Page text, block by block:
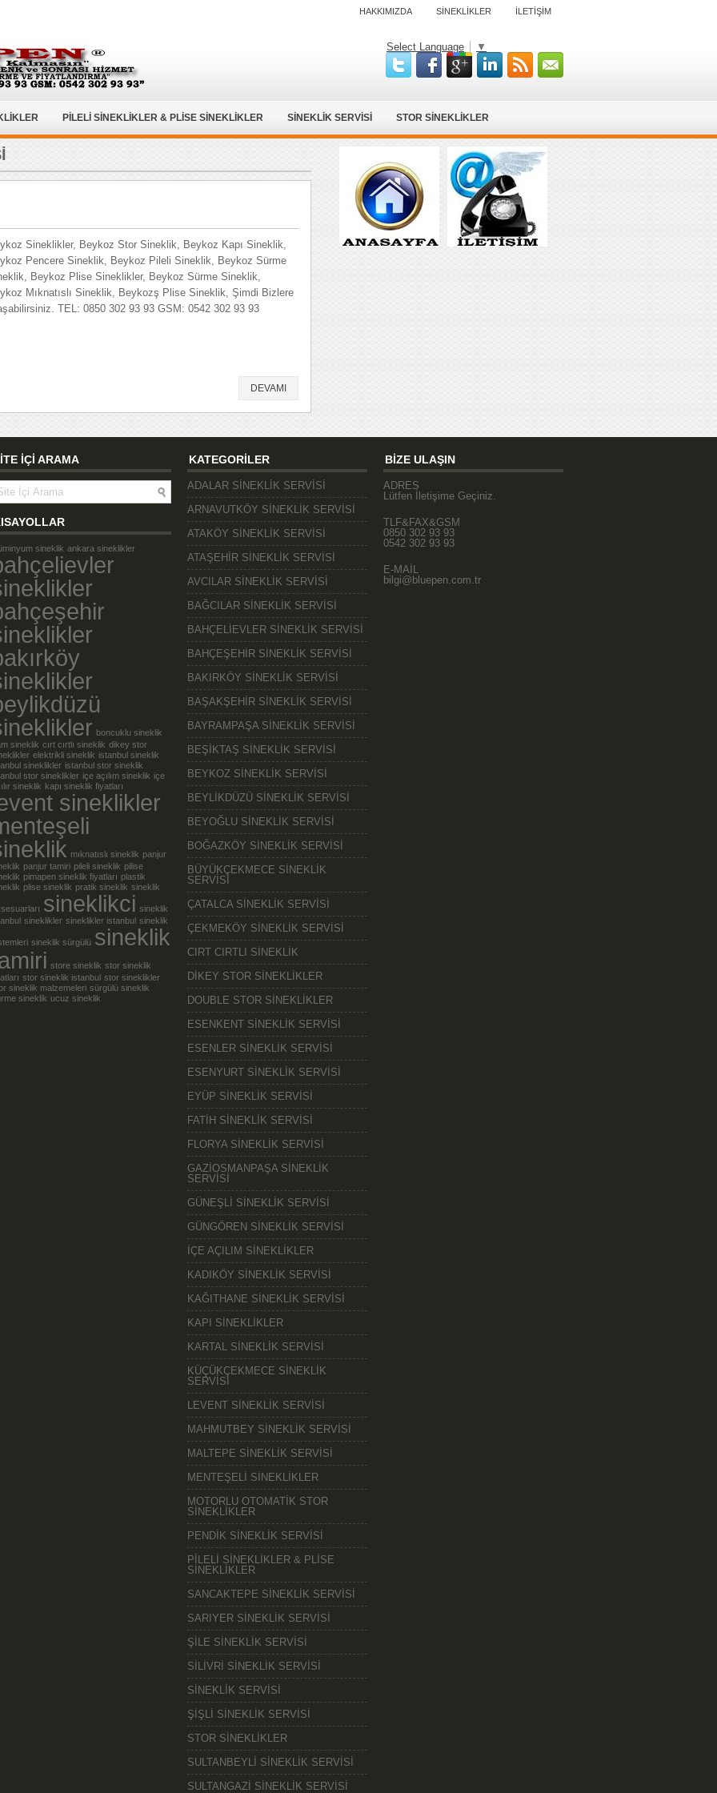
HAKKIMIZDA SİNEKLİKLER İLETİŞİM
Select Language ▼
PİLELİ SİNEKLİKLER & PLİSE SİNEKLİKLER SİNEKLİK SERVİSİ STOR SİNEKLİKLER
Sineklikler, Beykoz Stor Sineklik, Beykoz Kapı Sineklik,
Pencere Sineklik, Beykoz Pileli Sineklik, Beykoz Sürme
Beykoz Plise Sineklikler, Beykoz Sürme Sineklik,
Mıknatıslı Sineklik, Beykozş Plise Sineklik, Şimdi Bizlere
TEL: 0850 302 93 93 GSM: 0542 302 93 93
DEVAMI
İÇİ ARAMA
sineklik ankara sineklikler
boncuklu sineklik
sineklik cırt cırtlı sineklik dikey stor
elektrikli sineklik istanbul sineklik
sineklikler istanbul stor sineklik
stor sineklikler içe açılım sineklik içe
sineklik kapı sineklik fiyatları
sineklikler
mıknatıslı sineklik panjur
panjur tamiri pileli sineklik pilise
pimapen sineklik fiyatları plastik
plise sineklik pratik sineklik sineklik
sineklikci sineklik
sineklikler sineklikler istanbul sineklik
sineklik sürgülü sineklik
store sineklik stor sineklik
stor sineklik istanbul stor sineklikler
sineklik malzemeleri sürgülü sineklik
sineklik ucuz sineklik
KATEGORİLER
ADALAR SİNEKLİK SERVİSİ
ARNAVUTKÖY SİNEKLİK SERVİSİ
ATAKÖY SİNEKLİK SERVİSİ
ATAŞEHİR SİNEKLİK SERVİSİ
AVCILAR SİNEKLİK SERVİSİ
BAĞCILAR SİNEKLİK SERVİSİ
BAHÇELİEVLER SİNEKLİK SERVİSİ
BAHÇEŞEHİR SİNEKLİK SERVİSİ
BAKIRKÖY SİNEKLİK SERVİSİ
BAŞAKŞEHİR SİNEKLİK SERVİSİ
BAYRAMPAŞA SİNEKLİK SERVİSİ
BEŞİKTAŞ SİNEKLİK SERVİSİ
BEYKOZ SİNEKLİK SERVİSİ
BEYLİKDÜZÜ SİNEKLİK SERVİSİ
BEYOĞLU SİNEKLİK SERVİSİ
BOĞAZKÖY SİNEKLİK SERVİSİ
BÜYÜKÇEKMECE SİNEKLİK
SERVİSİ
ÇATALCA SİNEKLİK SERVİSİ
ÇEKMEKÖY SİNEKLİK SERVİSİ
CIRT CIRTLI SİNEKLİK
DİKEY STOR SİNEKLİKLER
DOUBLE STOR SİNEKLİKLER
ESENKENT SİNEKLİK SERVİSİ
ESENLER SİNEKLİK SERVİSİ
ESENYURT SİNEKLİK SERVİSİ
EYÜP SİNEKLİK SERVİSİ
FATİH SİNEKLİK SERVİSİ
FLORYA SİNEKLİK SERVİSİ
GAZİOSMANPAŞA SİNEKLİK
SERVİSİ
GÜNEŞLİ SİNEKLİK SERVİSİ
GÜNGÖREN SİNEKLİK SERVİSİ
İÇE AÇILIM SİNEKLİKLER
KADIKÖY SİNEKLİK SERVİSİ
KAĞITHANE SİNEKLİK SERVİSİ
KAPI SİNEKLİKLER
KARTAL SİNEKLİK SERVİSİ
KÜÇÜKÇEKMECE SİNEKLİK
SERVİSİ
LEVENT SİNEKLİK SERVİSİ
MAHMUTBEY SİNEKLİK SERVİSİ
MALTEPE SİNEKLİK SERVİSİ
MENTEŞELİ SİNEKLİKLER
MOTORLU OTOMATİK STOR
SİNEKLİKLER
PENDİK SİNEKLİK SERVİSİ
PİLELİ SİNEKLİKLER & PLİSE
SİNEKLİKLER
SANCAKTEPE SİNEKLİK SERVİSİ
SARIYER SİNEKLİK SERVİSİ
ŞİLE SİNEKLİK SERVİSİ
SİLİVRİ SİNEKLİK SERVİSİ
SİNEKLİK SERVİSİ
ŞİŞLİ SİNEKLİK SERVİSİ
STOR SİNEKLİKLER
SULTANBEYLİ SİNEKLİK SERVİSİ
SULTANGAZİ SİNEKLİK SERVİSİ
BİZE ULAŞIN
ADRES
Lütfen İletişime Geçiniz.
TLF&FAX&GSM
0850 302 93 93
0542 302 93 93
E-MAİL
bilgi@bluepen.com.tr